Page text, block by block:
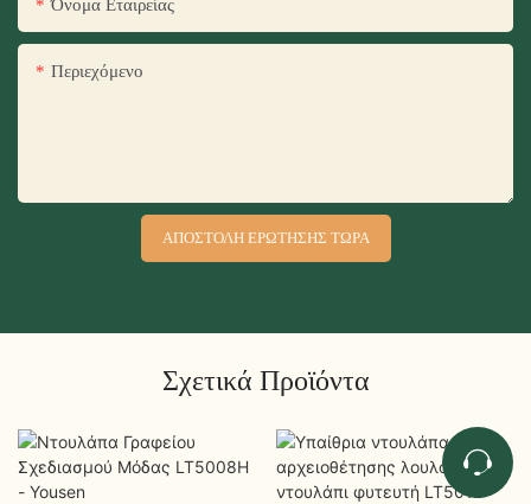
Όνομα Εταιρείας
Περιεχόμενο
ΑΠΟΣΤΟΛΉ ΕΡΏΤΗΣΗΣ ΤΏΡΑ
Σχετικά Προϊόντα